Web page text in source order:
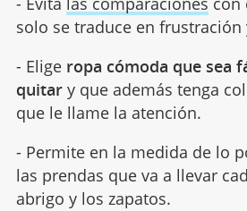
solo se traduce en frustración
- Elige ropa cómoda que sea
quitary que además tenga
que le llame la atención.
- Permite en la medida de lo
las prendas que va a llevar
abrigo y los zapatos.